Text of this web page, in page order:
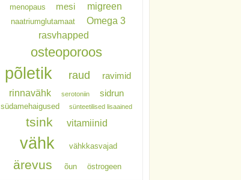
menopaus mesi migreen
naatriumglutamaat
Omega 3
rasvhapped
osteoporoos
põletik raud ravimid
rinnavähk serotoniin sidrun
südamehaigused sünteetilised lisaained
tsink vitamiinid
vähk vähkkasvajad
ärevus õun östrogeen